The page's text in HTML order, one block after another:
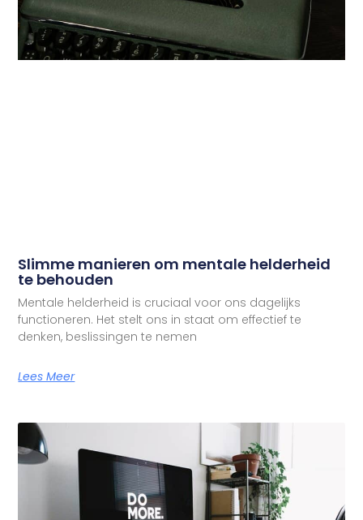
Slimme manieren om mentale helderheid
te behouden
Mentale helderheid is cruciaal voor ons dagelijks
functioneren. Het stelt ons in staat om effectief te
denken, beslissingen te nemen
Lees Meer